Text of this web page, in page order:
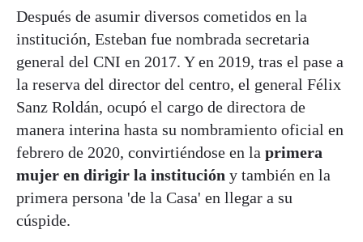
Después de asumir diversos cometidos en la
institución, Esteban fue nombrada secretaria
general del CNI en 2017. Y en 2019, tras el pase a
la reserva del director del centro, el general Félix
Sanz Roldán, ocupó el cargo de directora de
manera interina hasta su nombramiento oficial en
febrero de 2020, convirtiéndose en la primera
mujer en dirigir la institución y también en la
primera persona 'de la Casa' en llegar a su
cúspide.